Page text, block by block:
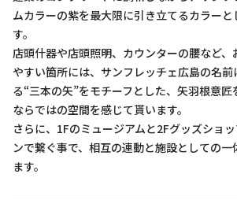
ムカラーの紫を最大限に引き立てるカラーと
す。
店頭什器や店頭照明、カウンターの腰など、
やすい箇所には、サンフレッチェ広島の名
る“三本の矢”をモチーフとした、矢羽根意
ならではの空間を感じて貰います。
さらに、1Fのミュージアムと2Fグッズショ
ンで繋ぐ事で、相互の連動と施設としての
ます。